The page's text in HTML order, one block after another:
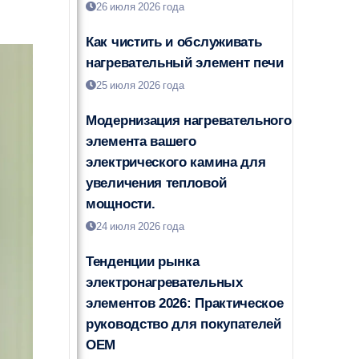
26 июля 2026 года
Как чистить и обслуживать
нагревательный элемент печи
25 июля 2026 года
Модернизация нагревательного
элемента вашего
электрического камина для
увеличения тепловой
мощности.
24 июля 2026 года
Тенденции рынка
электронагревательных
элементов 2026: Практическое
руководство для покупателей
OEM